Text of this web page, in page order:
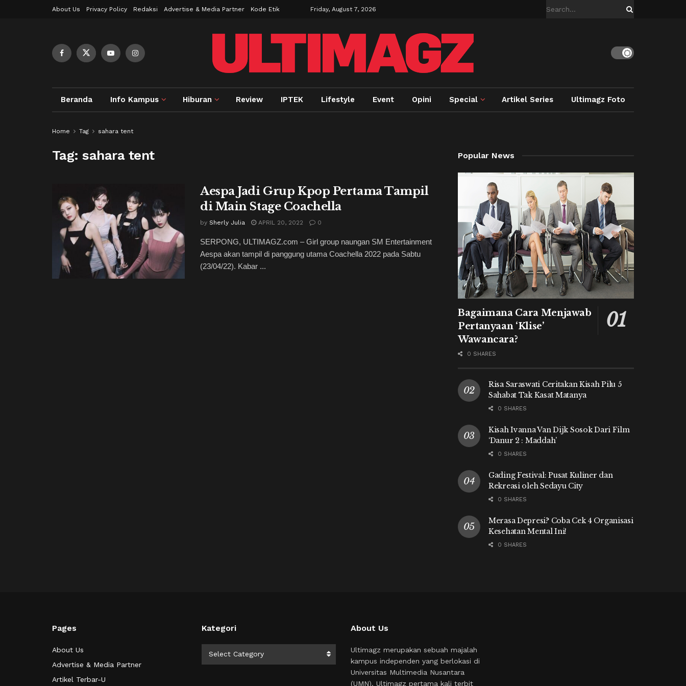
About Us Privacy Policy Redaksi Advertise & Media Partner Kode Etik Friday, August 7, 2026
Beranda Info Kampus Hiburan Review IPTEK Lifestyle Event Opini Special Artikel Series Ultimagz Foto
Home Tag sahara tent
Tag:sahara tent
Aespa Jadi Grup Kpop Pertama Tampil
di Main Stage Coachella
by Sherly Julia APRIL 20, 2022 0
SERPONG, ULTIMAGZ.com – Girl group naungan SM Entertainment
Aespa akan tampil di panggung utama Coachella 2022 pada Sabtu
(23/04/22). Kabar ...
Popular News
Bagaimana Cara Menjawab
Pertanyaan ‘Klise’
Wawancara?
0 SHARES
Risa Saraswati Ceritakan Kisah Pilu 5
Sahabat Tak Kasat Matanya
0 SHARES
Kisah Ivanna Van Dijk Sosok Dari Film
‘Danur 2 : Maddah’
0 SHARES
Gading Festival: Pusat Kuliner dan
Rekreasi oleh Sedayu City
0 SHARES
Merasa Depresi? Coba Cek 4 Organisasi
Kesehatan Mental Ini!
0 SHARES
Pages
About Us
Advertise & Media Partner
Artikel Terbar-U
Kategori
Select Category
About Us
Ultimagz merupakan sebuah majalah
kampus independen yang berlokasi di
Universitas Multimedia Nusantara
(UMN). Ultimagz pertama kali terbit